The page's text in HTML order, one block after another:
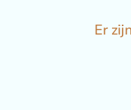
Er